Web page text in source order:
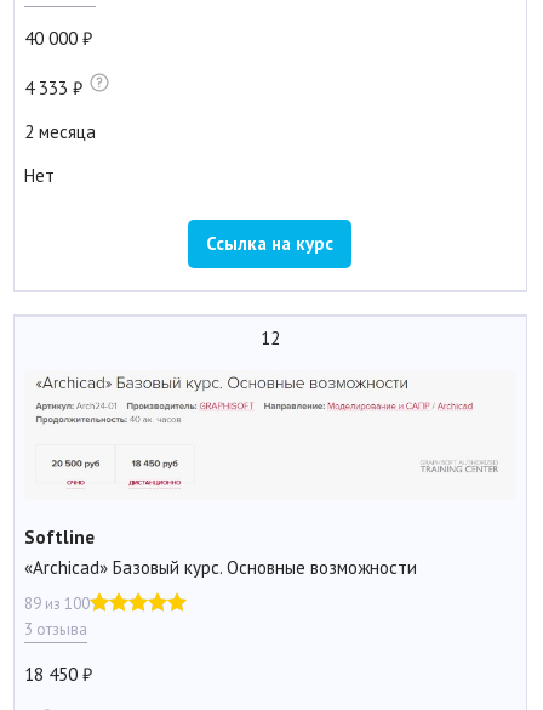
40 000
4 333
2 месяца
Нет
Ссылка на курс
12
Softline
«Archicad» Базовый курс. Основные возможности
89 из 100
3 отзыва
18 450